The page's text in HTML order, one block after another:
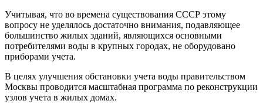
Учитывая, что во времена существования СССР этому
вопросу не уделялось достаточно внимания, подавляющее
большинство жилых зданий, являющихся основными
потребителями воды в крупных городах, не оборудовано
приборами учета.
В целях улучшения обстановки учета воды правительством
Москвы проводится масштабная программа по реконструкции
узлов учета в жилых домах.